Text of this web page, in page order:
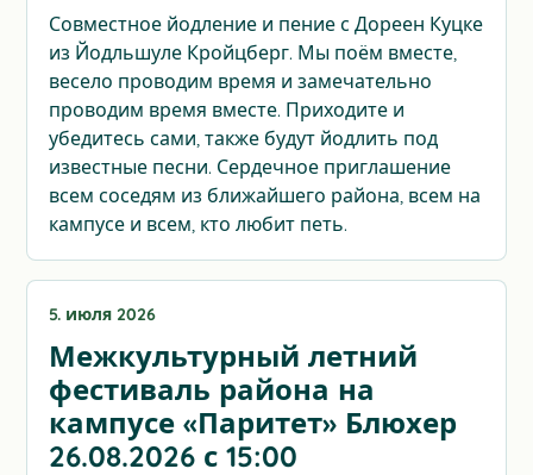
Совместное йодление и пение с Дореен Куцке
из Йодльшуле Кройцберг. Мы поём вместе,
весело проводим время и замечательно
проводим время вместе. Приходите и
убедитесь сами, также будут йодлить под
известные песни. Сердечное приглашение
всем соседям из ближайшего района, всем на
кампусе и всем, кто любит петь.
5. июля 2026
Межкультурный летний
фестиваль района на
кампусе «Паритет» Блюхер
26.08.2026 с 15:00